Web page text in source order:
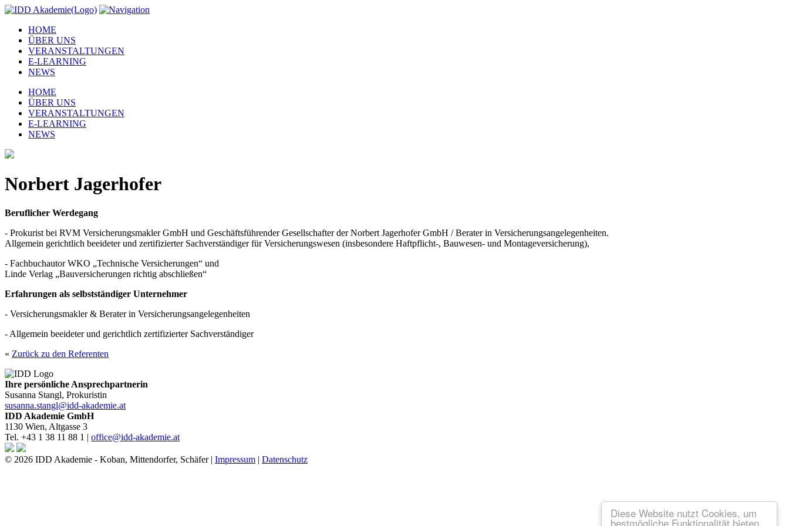
Diese Website nutzt Cookies, um
bestmögliche Funktionalität bieten
HOME
ÜBER UNS
VERANSTALTUNGEN
E-LEARNING
NEWS
HOME
ÜBER UNS
VERANSTALTUNGEN
E-LEARNING
NEWS
Norbert Jagerhofer
Beruflicher Werdegang
- Prokurist bei RVM Versicherungsmakler GmbH und Geschäftsführender Gesellschafter der Norbert Jagerhofer GmbH / Berater in Versicherungsangelegenheiten.
Allgemein gerichtlich beeideter und zertifizierter Sachverständiger für Versicherungswesen (insbesondere Haftpflicht-, Bauwesen- und Montageversicherung),
- Fachbuchautor WKO „Technische Versicherungen“ und
Linde Verlag „Bauversicherungen richtig abschließen“
Erfahrungen als selbstständiger Unternehmer
- Versicherungsmakler & Berater in Versicherungsangelegenheiten
- Allgemein beeideter und gerichtlich zertifizierter Sachverständiger
« Zurück zu den Referenten
Ihre persönliche Ansprechpartnerin
Susanna Stangl, Prokuristin
susanna.stangl@idd-akademie.at
IDD Akademie GmbH
1130 Wien, Altgasse 3
Tel. +43 1 38 11 88 1 | office@idd-akademie.at
© 2026 IDD Akademie - Koban, Mittendorfer, Schäfer | Impressum | Datenschutz